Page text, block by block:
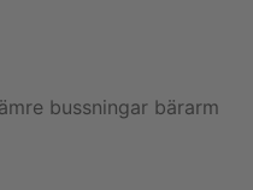
bussningar bärarm